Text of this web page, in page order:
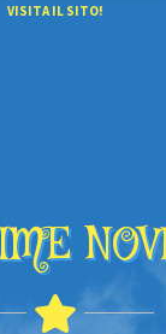
VISITA IL SITO!